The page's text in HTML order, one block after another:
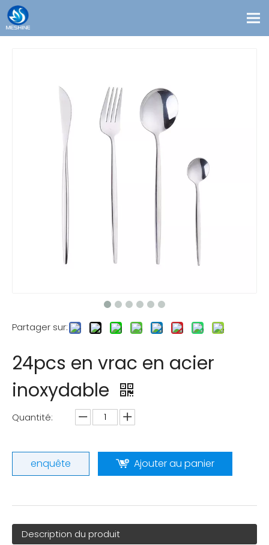
Solutions
Contact
À propos de nous
Partager sur:
24pcs en vrac en acier
inoxydable
Quantité:
enquête Ajouter au panier
Description du produit